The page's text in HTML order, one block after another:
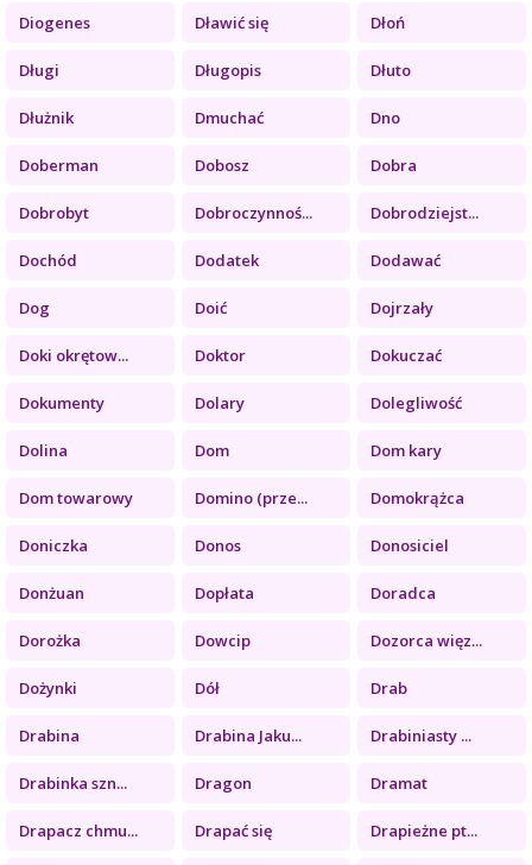
Diogenes Dławić się Dłoń
Długi Długopis Dłuto
Dłużnik Dmuchać Dno
Doberman Dobosz Dobra
Dobrobyt Dobroczynnoś... Dobrodziejst...
Dochód Dodatek Dodawać
Dog Doić Dojrzały
Doki okrętow... Doktor Dokuczać
Dokumenty Dolary Dolegliwość
Dolina Dom Dom kary
Dom towarowy Domino (prze... Domokrążca
Doniczka Donos Donosiciel
Donżuan Dopłata Doradca
Dorożka Dowcip Dozorca więz...
Dożynki Dół Drab
Drabina Drabina Jaku... Drabiniasty ...
Drabinka szn... Dragon Dramat
Drapacz chmu... Drapać się Drapieżne pt...